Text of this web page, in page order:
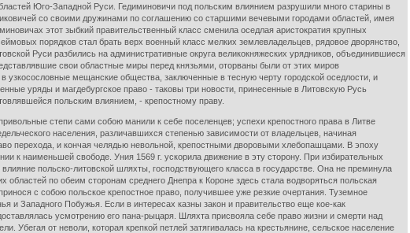
Юго-Западной Руси. Гедиминовичи под польским влиянием разрушили много старины в
со своими дружинами по соглашению со старшими вечевыми городами областей, имея
этот зыбкий правительственный класс сменила оседлая аристократия крупных
порядков стал брать верх военный класс мелких землевладельцев, рядовое дворянство,
Руси разбились на административные округа великокняжеских урядников, объединившиеся
свои областные миры перед князьями, оторваны были от этих миров
мещанские общества, заключенные в тесную черту городской оседлости, и
уряды и магдебургское право - таковы три новости, принесенные в Литовскую Русь
польским влиянием, - крепостному праву.
степи сами собою манили к себе поселенцев; успехи крепостного права в Литве
населения, различавшихся степенью зависимости от владельцев, начиная
перехода, и кончая челядью невольной, крепостными дворовыми хлебопашцами. В эпоху
к наименьшей свободе. Уния 1569 г. ускорила движение в эту сторону. При избирательных
польско-литовской шляхты, господствующего класса в государстве. Она не преминула
по обеим сторонам среднего Днепра к Короне здесь стала водворяться польская
с собою польское крепостное право, получившее уже резкие очертания. Туземное
и Западного Побужья. Если в интересах казны закон и правительство еще кое-как
усмотрению его пана-рыцаря. Шляхта присвояла себе право жизни и смерти над
Убегая от неволи, которая крепкой петлей затягивалась на крестьянине, сельское население